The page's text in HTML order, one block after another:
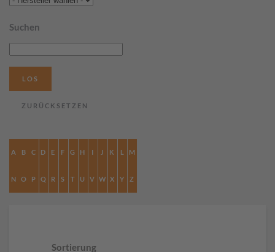
Suchen
A B C D E F G H I J K L M
N O P Q R S T U V W X Y Z
Sortierung